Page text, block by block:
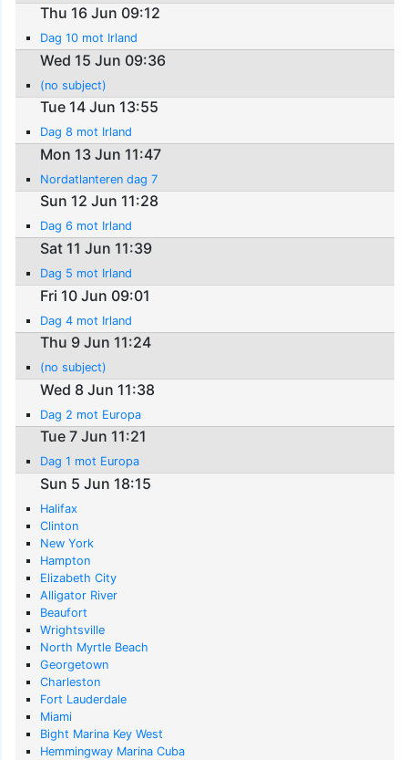
Thu 16 Jun 09:12
Dag 10 mot Irland
Wed 15 Jun 09:36
(no subject)
Tue 14 Jun 13:55
Dag 8 mot Irland
Mon 13 Jun 11:47
Nordatlanteren dag 7
Sun 12 Jun 11:28
Dag 6 mot Irland
Sat 11 Jun 11:39
Dag 5 mot Irland
Fri 10 Jun 09:01
Dag 4 mot Irland
Thu 9 Jun 11:24
(no subject)
Wed 8 Jun 11:38
Dag 2 mot Europa
Tue 7 Jun 11:21
Dag 1 mot Europa
Sun 5 Jun 18:15
Halifax
Clinton
New York
Hampton
Elizabeth City
Alligator River
Beaufort
Wrightsville
North Myrtle Beach
Georgetown
Charleston
Fort Lauderdale
Miami
Bight Marina Key West
Hemmingway Marina Cuba